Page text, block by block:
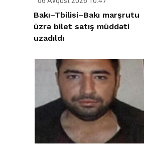
Bakı–Tbilisi–Bakı marşrutu
üzrə bilet satış müddəti
uzadıldı